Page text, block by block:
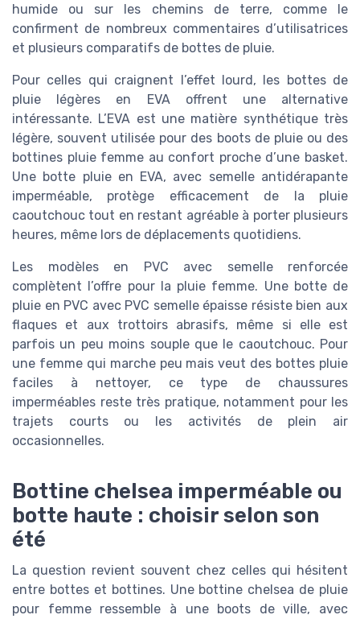
humide ou sur les chemins de terre, comme le
confirment de nombreux commentaires d’utilisatrices
et plusieurs comparatifs de bottes de pluie.
Pour celles qui craignent l’effet lourd, les bottes de
pluie légères en EVA offrent une alternative
intéressante. L’EVA est une matière synthétique très
légère, souvent utilisée pour des boots de pluie ou des
bottines pluie femme au confort proche d’une basket.
Une botte pluie en EVA, avec semelle antidérapante
imperméable, protège efficacement de la pluie
caoutchouc tout en restant agréable à porter plusieurs
heures, même lors de déplacements quotidiens.
Les modèles en PVC avec semelle renforcée
complètent l’offre pour la pluie femme. Une botte de
pluie en PVC avec PVC semelle épaisse résiste bien aux
flaques et aux trottoirs abrasifs, même si elle est
parfois un peu moins souple que le caoutchouc. Pour
une femme qui marche peu mais veut des bottes pluie
faciles à nettoyer, ce type de chaussures
imperméables reste très pratique, notamment pour les
trajets courts ou les activités de plein air
occasionnelles.
Bottine chelsea imperméable ou
botte haute : choisir selon son
été
La question revient souvent chez celles qui hésitent
entre bottes et bottines. Une bottine chelsea de pluie
pour femme ressemble à une boots de ville, avec